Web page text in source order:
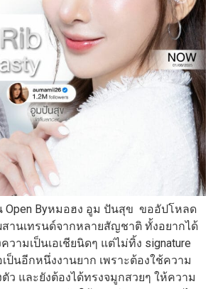
Open Byหมอฮง อูม ปันสุข ขออัปโหลด
านเทรนด์จากหลายสัญชาติ ทั้งอยากได้
ามเป็นเอเชียนิดๆ แต่ไม่ทิ้ง signature
ป็นอีกหนึ่งงานยาก เพราะต้องใช้ความ
ตัว และยังต้องได้ทรงจมูกสวยๆ ให้ความ